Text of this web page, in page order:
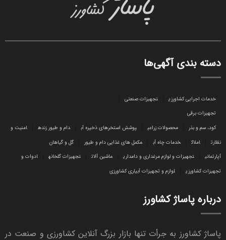
دسته بندی آگهی‌ها
خدمات اجرایی کشاورزی
تجهیزات صنعتی
تجهیزات برقی
کود، سم و بذر
محصولات زراعی پوشش استخرهای ذخیره آب دام و طیور زنده
امنیت و
نظارت
املاک خدمات چاه آب مکمل های غذایی دام و طیور
گل و گیاهان
آپارتمانی
تجهیزات و لوازم مرغداری و دامداری ماشین آلات تجهیزات گلخانه
ادوات و
تجهیزات کشاورزی
لوازم و تجهیزات آبیاری کشاورزی
درباره پاساژ کشاورز
پاساژ کشاورز به جرأت تنها بازار بزرگ آنلاین کشاورزی و صنعت در